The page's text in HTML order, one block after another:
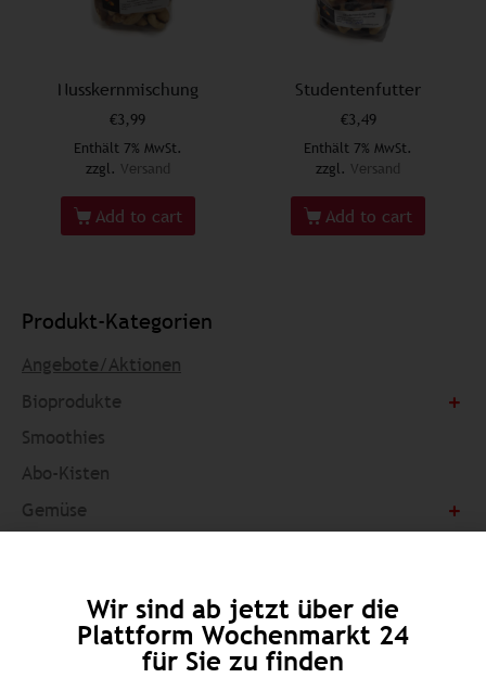
Nusskernmischung
€3,99
Enthält 7% MwSt.
zzgl. Versand
Add to cart
Studentenfutter
€3,49
Enthält 7% MwSt.
zzgl. Versand
Add to cart
Produkt-Kategorien
Angebote/Aktionen
Bioprodukte
Smoothies
Abo-Kisten
Gemüse
Wir sind ab jetzt über die
Plattform Wochenmarkt 24
für Sie zu finden